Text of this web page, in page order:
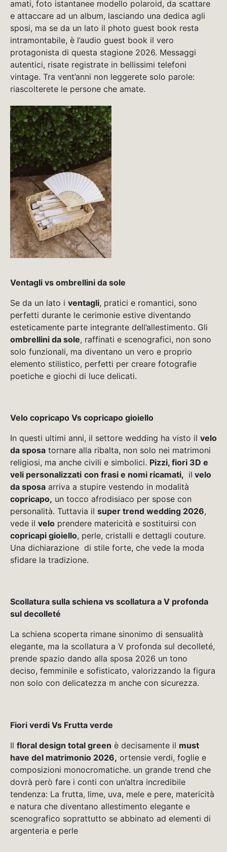
amati, foto istantanee modello polaroid, da scattare
e attaccare ad un album, lasciando una dedica agli
sposi, ma se da un lato il photo guest book resta
intramontabile, è l’audio guest book il vero
protagonista di questa stagione 2026. Messaggi
autentici, risate registrate in bellissimi telefoni
vintage. Tra vent’anni non leggerete solo parole:
riascolterete le persone che amate.
Ventagli vs ombrellini da sole
Se da un lato i ventagli, pratici e romantici, sono
perfetti durante le cerimonie estive diventando
esteticamente parte integrante dell’allestimento. Gli
ombrellini da sole, raffinati e scenografici, non sono
solo funzionali, ma diventano un vero e proprio
elemento stilistico, perfetti per creare fotografie
poetiche e giochi di luce delicati.
Velo copricapo Vs copricapo gioiello
In questi ultimi anni, il settore wedding ha visto il velo
da sposa tornare alla ribalta, non solo nei matrimoni
religiosi, ma anche civili e simbolici. Pizzi, fiori 3D e
veli personalizzati con frasi e nomi ricamati, il velo
da sposa arriva a stupire vestendo in modalità
copricapo, un tocco afrodisiaco per spose con
personalità. Tuttavia il super trend wedding 2026,
vede il velo prendere matericità e sostituirsi con
copricapi gioiello, perle, cristalli e dettagli couture.
Una dichiarazione di stile forte, che vede la moda
sfidare la tradizione.
Scollatura sulla schiena vs scollatura a V profonda
sul decolleté
La schiena scoperta rimane sinonimo di sensualità
elegante, ma la scollatura a V profonda sul decolleté,
prende spazio dando alla sposa 2026 un tono
deciso, femminile e sofisticato, valorizzando la figura
non solo con delicatezza m anche con sicurezza.
Fiori verdi Vs Frutta verde
Il floral design total green è decisamente il must
have del matrimonio 2026, ortensie verdi, foglie e
composizioni monocromatiche. un grande trend che
dovrà però fare i conti con un’altra incredibile
tendenza: La frutta, lime, uva, mele e pere, matericità
e natura che diventano allestimento elegante e
scenografico soprattutto se abbinato ad elementi di
argenteria e perle